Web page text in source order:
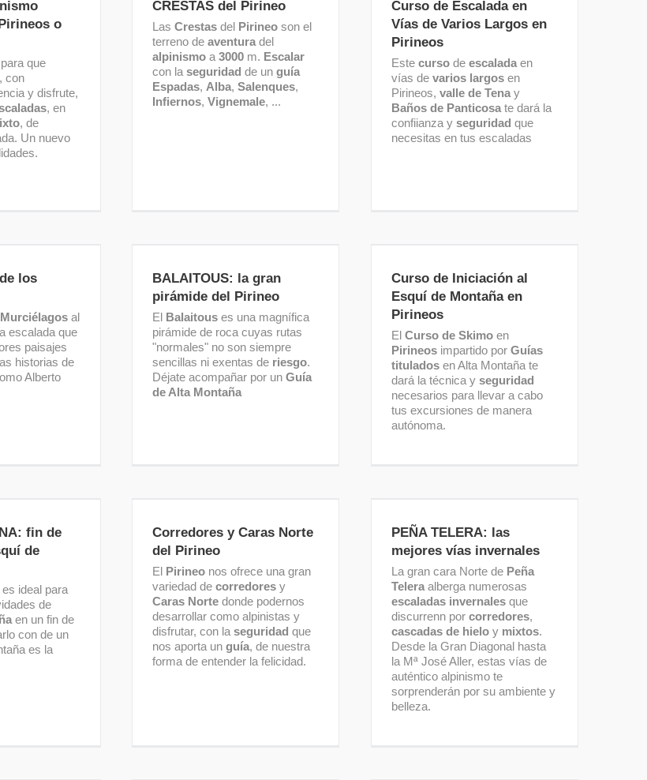
o
que
con
y disfrute,
, en
, de
Un nuevo
CRESTAS del Pirineo
Las Crestas del Pirineo son el
terreno de aventura del
alpinismo a 3000 m. Escalar
con la seguridad de un guía
Espadas, Alba, Salenques,
Infiernos, Vignemale, ...
Curso de Escalada en
Vías de Varios Largos en
Pirineos
Este curso de escalada en
vías de varios largos en
Pirineos, valle de Tena y
Baños de Panticosa te dará la
confiianza y seguridad que
necesitas en tus escaladas
los
Murciélagos al
escalada que
paisajes
historias de
Alberto
del Pirineo
BALAITOUS: la gran
pirámide del Pirineo
El Balaitous es una magnífica
pirámide de roca cuyas rutas
"normales" no son siempre
sencillas ni exentas de riesgo.
Déjate acompañar por un Guía
de Alta Montaña
de Montaña en Pirineos
Curso de Iniciación al
Esquí de Montaña en
Pirineos
El Curso de Skimo en
Pirineos impartido por Guías
titulados en Alta Montaña te
dará la técnica y seguridad
necesarios para llevar a cabo
tus excursiones de manera
autónoma.
de Montaña
fin de
de
es ideal para
de
en un fin de
con de un
es la
Pirineo
Corredores y Caras Norte
del Pirineo
El Pirineo nos ofrece una gran
variedad de corredores y
Caras Norte donde podernos
desarrollar como alpinistas y
disfrutar, con la seguridad que
nos aporta un guía, de nuestra
forma de entender la felicidad.
vías invernales
PEÑA TELERA: las
mejores vías invernales
La gran cara Norte de Peña
Telera alberga numerosas
escaladas invernales que
discurrenn por corredores,
cascadas de hielo y mixtos.
Desde la Gran Diagonal hasta
la Mª José Aller, estas vías de
auténtico alpinismo te
sorprenderán por su ambiente y
belleza.